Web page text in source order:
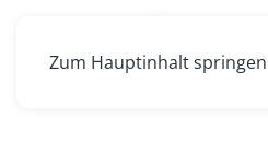
Zum Hauptinhalt springen